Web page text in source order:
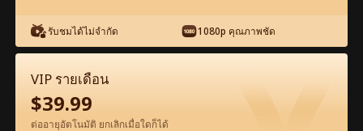
ดูฟรีในแอป
รับชมได้ไม่จำกัด 1080p คุณภาพชัด
VIP รายเดือน
$39.99
ต่ออายุอัตโนมัติ ยกเลิกเมื่อใดก็ได้